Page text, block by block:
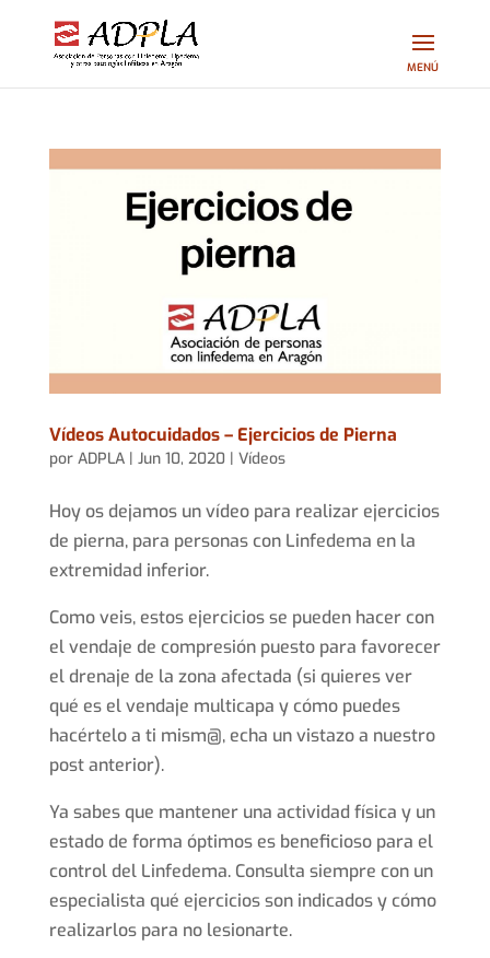
Vídeos Autocuidados – Ejercicios de Pierna
por ADPLA| Jun 10, 2020| Vídeos
Hoy os dejamos un vídeo para realizar ejercicios
de pierna, para personas con Linfedema en la
extremidad inferior.
Como veis, estos ejercicios se pueden hacer con
el vendaje de compresión puesto para favorecer
el drenaje de la zona afectada (si quieres ver
qué es el vendaje multicapa y cómo puedes
hacértelo a ti mism@, echa un vistazo a nuestro
post anterior).
Ya sabes que mantener una actividad física y un
estado de forma óptimos es beneficioso para el
control del Linfedema. Consulta siempre con un
especialista qué ejercicios son indicados y cómo
realizarlos para no lesionarte.